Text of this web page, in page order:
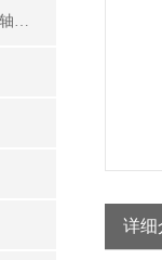
大六角高强螺栓检测仪，螺栓轴力计，抗滑移系数检测仪
详细